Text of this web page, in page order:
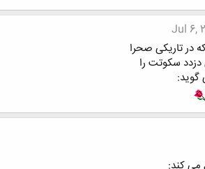
Jul 6,
در تاریکی صحرا
سکوتت را